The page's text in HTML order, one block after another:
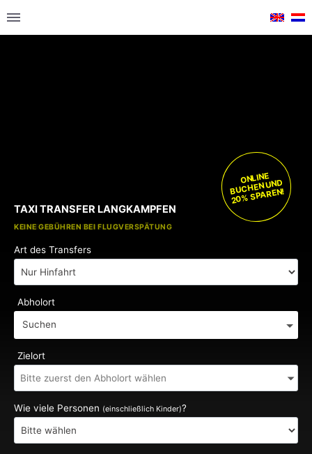
KOSTENLOSE KINDERSITZE
KEINE GEBÜHREN BEI FLUGVERSPÄTUNG
TAXI TRANSFER LANGKAMPFEN
ONLINE
BUCHEN UND
20% SPAREN!
Art des Transfers
Abholort
Suchen
Zielort
Wie viele Personen (einschließlich Kinder)?